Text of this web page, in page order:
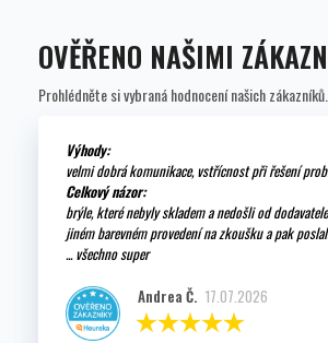
OVĚŘENO NAŠIMI
Prohlédněte si vybraná hodnocení našich zákazníků.
Výhody:
velmi dobrá komunikace, vstřícnost při řešení
Celkový názor:
brýle, které nebyly skladem a nedošli od
jiném barevném provedení na zkoušku a pak
... všechno super
Andrea Č. 17.07.2026